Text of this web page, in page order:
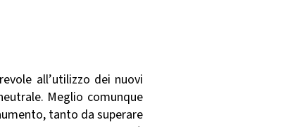
all’utilizzo dei nuovi
Meglio comunque
tanto da superare